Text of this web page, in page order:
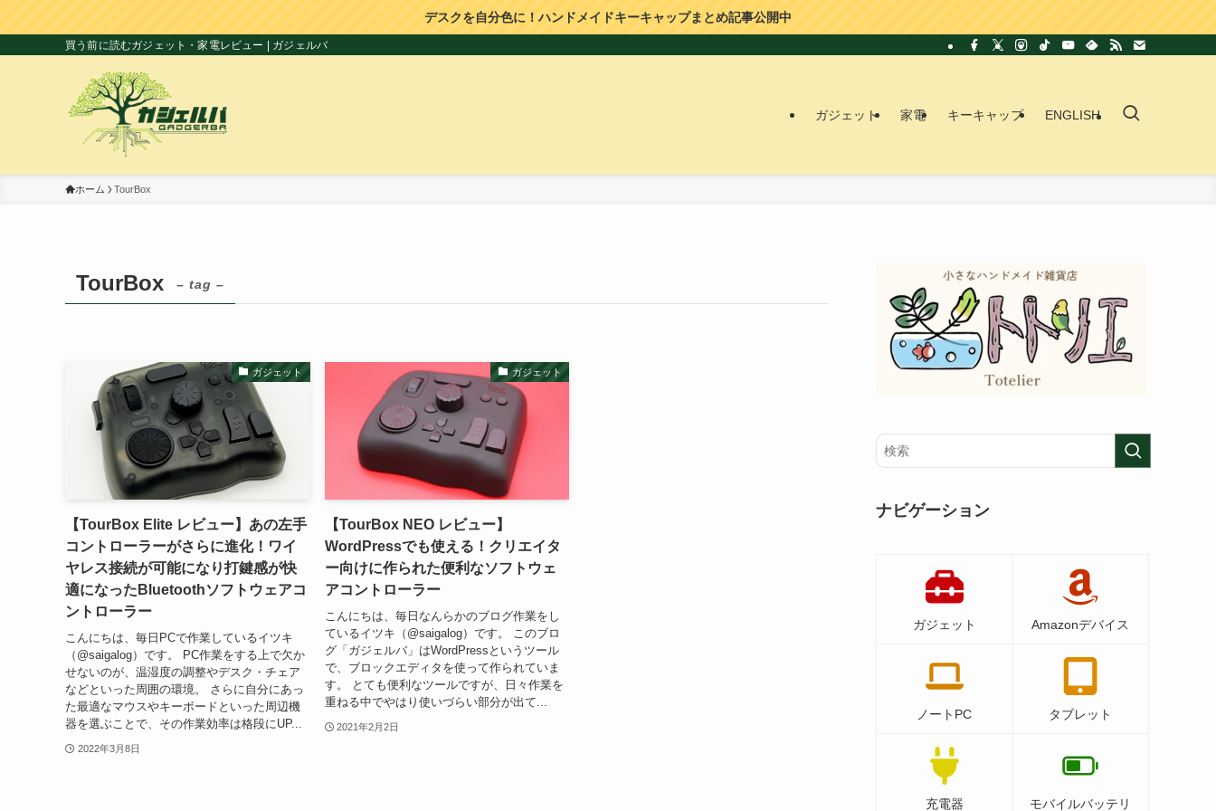
デスクを自分色に！ハンドメイドキーキャップまとめ記事公開中
買う前に読むガジェット・家電レビュー | ガジェルバ
ガジェット 家電 キーキャップ ENGLISH
ホーム TourBox
TourBox – tag –
ガジェット
【TourBox Elite レビュー】あの左手
コントローラーがさらに進化！ワイ
ヤレス接続が可能になり打鍵感が快
適になったBluetoothソフトウェアコ
ントローラー
こんにちは、毎日PCで作業しているイツキ
（@saigalog）です。 PC作業をする上で欠か
せないのが、温湿度の調整やデスク・チェア
などといった周囲の環境。 さらに自分にあっ
た最適なマウスやキーボードといった周辺機
器を選ぶことで、その作業効率は格段にUP...
2022年3月8日
ガジェット
【TourBox NEO レビュー】
WordPressでも使える！クリエイタ
ー向けに作られた便利なソフトウェ
アコントローラー
こんにちは、毎日なんらかのブログ作業をし
ているイツキ（@saigalog）です。 このブロ
グ「ガジェルバ」はWordPressというツール
で、ブロックエディタを使って作られていま
す。 とても便利なツールですが、日々作業を
重ねる中でやはり使いづらい部分が出て...
2021年2月2日
ナビゲーション
ガジェット Amazonデバイス
ノートPC タブレット
充電器
モバイルバッテリ